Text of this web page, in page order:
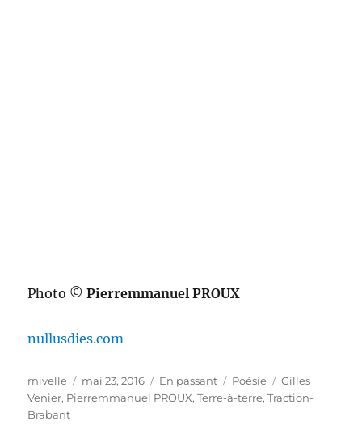
Photo ©Pierremmanuel PROUX
nullusdies.com
Auteur
rnivelle
Publié
le
mai 23, 2016 Format
En passant Catégories
Poésie Étiquettes
Gilles
Venier, Pierremmanuel PROUX,Terre-à-terre,Traction-
Brabant